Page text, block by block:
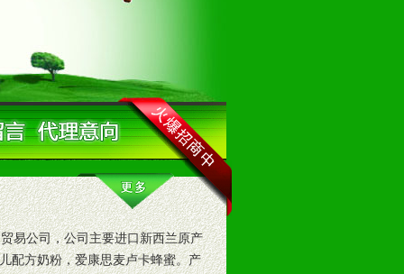
易公司，公司主要进口新西兰原产
配方奶粉，爱康思麦卢卡蜂蜜。产